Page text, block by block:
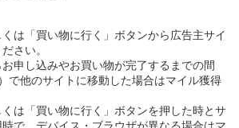
くは「買い物に行く」ボタンから広告主サイ
さい。
申し込みやお買い物が完了するまでの間
で他のサイトに移動した場合はマイル獲得
くは「買い物に行く」ボタンを押した時とサ